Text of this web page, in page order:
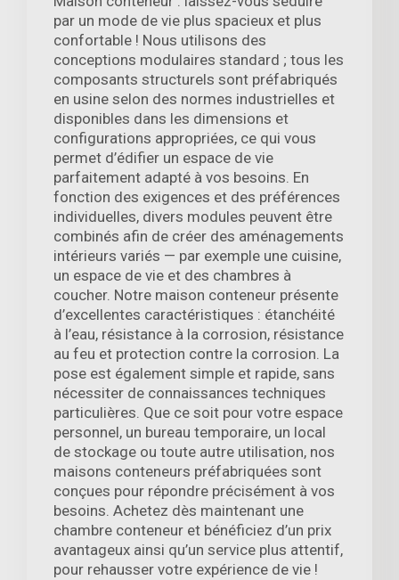
par un mode de vie plus spacieux et plus
confortable ! Nous utilisons des
conceptions modulaires standard ; tous les
composants structurels sont préfabriqués
en usine selon des normes industrielles et
disponibles dans les dimensions et
configurations appropriées, ce qui vous
permet d’édifier un espace de vie
parfaitement adapté à vos besoins. En
fonction des exigences et des préférences
individuelles, divers modules peuvent être
combinés afin de créer des aménagements
intérieurs variés — par exemple une cuisine,
un espace de vie et des chambres à
coucher. Notre maison conteneur présente
d’excellentes caractéristiques : étanchéité
à l’eau, résistance à la corrosion, résistance
au feu et protection contre la corrosion. La
pose est également simple et rapide, sans
nécessiter de connaissances techniques
particulières. Que ce soit pour votre espace
personnel, un bureau temporaire, un local
de stockage ou toute autre utilisation, nos
maisons conteneurs préfabriquées sont
conçues pour répondre précisément à vos
besoins. Achetez dès maintenant une
chambre conteneur et bénéficiez d’un prix
avantageux ainsi qu’un service plus attentif,
pour rehausser votre expérience de vie !